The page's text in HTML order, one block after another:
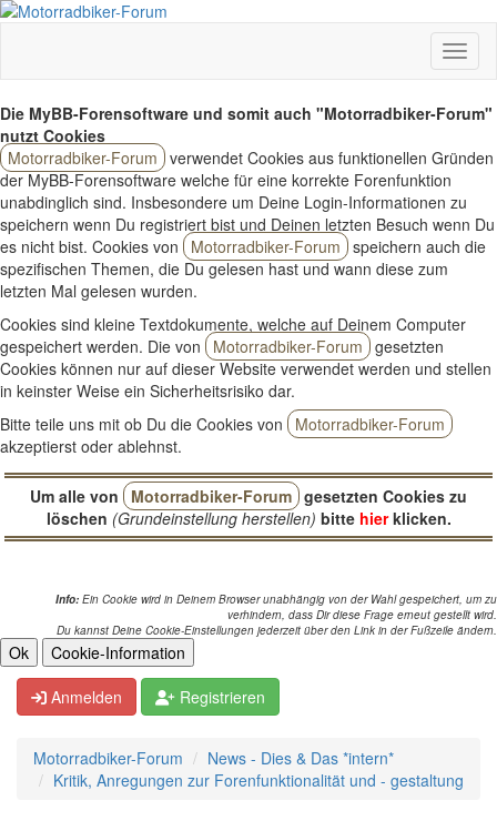
Die MyBB-Forensoftware und somit auch "Motorradbiker-Forum"
nutzt Cookies
Motorradbiker-Forum verwendet Cookies aus funktionellen Gründen
der MyBB-Forensoftware welche für eine korrekte Forenfunktion
unabdinglich sind. Insbesondere um Deine Login-Informationen zu
speichern wenn Du registriert bist und Deinen letzten Besuch wenn Du
es nicht bist. Cookies von
Motorradbiker-Forum speichern auch die
spezifischen Themen, die Du gelesen hast und wann diese zum
letzten Mal gelesen wurden.
Cookies sind kleine Textdokumente, welche auf Deinem Computer
gespeichert werden. Die von
Motorradbiker-Forum gesetzten
Cookies können nur auf dieser Website verwendet werden und stellen
in keinster Weise ein Sicherheitsrisiko dar.
Bitte teile uns mit ob Du die Cookies von
Motorradbiker-Forum
akzeptierst oder ablehnst.
Um alle von Motorradbiker-Forum gesetzten Cookies zu
löschen (Grundeinstellung herstellen) bitte hierklicken.
Info: Ein Cookie wird in Deinem Browser unabhängig von der Wahl gespeichert, um zu
verhindern, dass Dir diese Frage erneut gestellt wird.
Du kannst Deine Cookie-Einstellungen jederzeit über den Link in der Fußzeile ändern.
Anmelden Registrieren
Motorradbiker-Forum
News - Dies & Das *intern*
Kritik, Anregungen zur Forenfunktionalität und - gestaltung